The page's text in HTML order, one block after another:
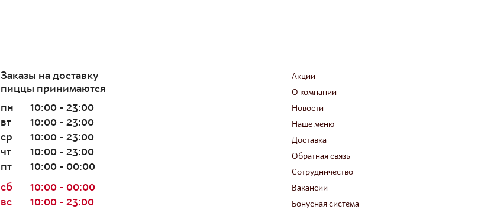
Заказы на доставку
пиццы принимаются
пн
10:00 - 23:00
вт
10:00 - 23:00
ср
10:00 - 23:00
чт
10:00 - 23:00
пт
10:00 - 00:00
сб
10:00 - 00:00
вс
10:00 - 23:00
Акции
О компании
Новости
Наше меню
Доставка
Обратная связь
Сотрудничество
Вакансии
Бонусная система